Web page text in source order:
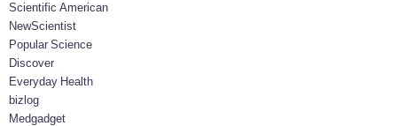
Scientific American
NewScientist
Popular Science
Discover
Everyday Health
bizlog
Medgadget